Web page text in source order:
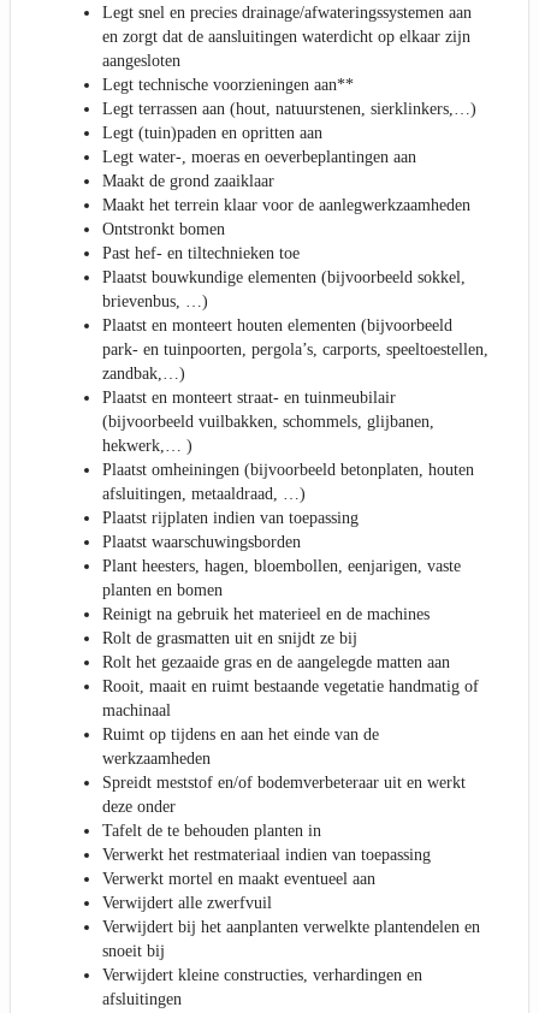
Legt snel en precies drainage/afwateringssystemen aan
en zorgt dat de aansluitingen waterdicht op elkaar zijn
aangesloten
Legt technische voorzieningen aan**
Legt terrassen aan (hout, natuurstenen, sierklinkers,…)
Legt (tuin)paden en opritten aan
Legt water-, moeras en oeverbeplantingen aan
Maakt de grond zaaiklaar
Maakt het terrein klaar voor de aanlegwerkzaamheden
Ontstronkt bomen
Past hef- en tiltechnieken toe
Plaatst bouwkundige elementen (bijvoorbeeld sokkel,
brievenbus, …)
Plaatst en monteert houten elementen (bijvoorbeeld
park- en tuinpoorten, pergola’s, carports, speeltoestellen,
zandbak,…)
Plaatst en monteert straat- en tuinmeubilair
(bijvoorbeeld vuilbakken, schommels, glijbanen,
hekwerk,… )
Plaatst omheiningen (bijvoorbeeld betonplaten, houten
afsluitingen, metaaldraad, …)
Plaatst rijplaten indien van toepassing
Plaatst waarschuwingsborden
Plant heesters, hagen, bloembollen, eenjarigen, vaste
planten en bomen
Reinigt na gebruik het materieel en de machines
Rolt de grasmatten uit en snijdt ze bij
Rolt het gezaaide gras en de aangelegde matten aan
Rooit, maait en ruimt bestaande vegetatie handmatig of
machinaal
Ruimt op tijdens en aan het einde van de
werkzaamheden
Spreidt meststof en/of bodemverbeteraar uit en werkt
deze onder
Tafelt de te behouden planten in
Verwerkt het restmateriaal indien van toepassing
Verwerkt mortel en maakt eventueel aan
Verwijdert alle zwerfvuil
Verwijdert bij het aanplanten verwelkte plantendelen en
snoeit bij
Verwijdert kleine constructies, verhardingen en
afsluitingen